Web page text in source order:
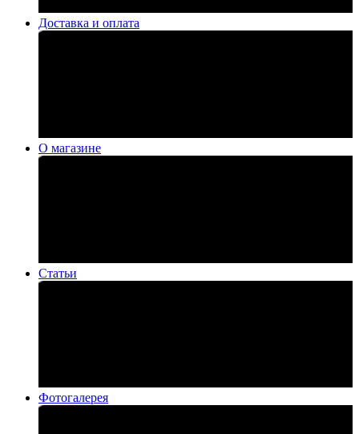
Доставка и оплата
О магазине
Статьи
Фотогалерея